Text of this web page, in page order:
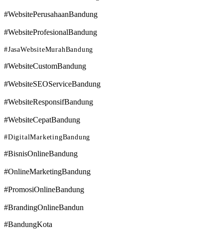
#WebsitePerusahaanBandung
#WebsiteProfesionalBandung
#JasaWebsiteMurahBandung
#WebsiteCustomBandung
#WebsiteSEOServiceBandung
#WebsiteResponsifBandung
#WebsiteCepatBandung
#DigitalMarketingBandung
#BisnisOnlineBandung
#OnlineMarketingBandung
#PromosiOnlineBandung
#BrandingOnlineBandun
#BandungKota